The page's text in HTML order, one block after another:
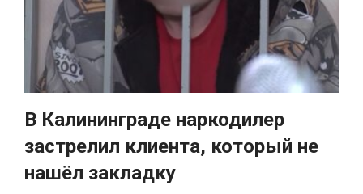
В Калининграде наркодилер
застрелил клиента, который не
нашёл закладку